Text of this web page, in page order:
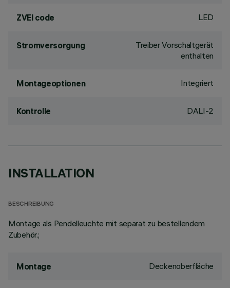
ZVEI code LED
Stromversorgung
Treiber Vorschaltgerät
enthalten
Montageoptionen Integriert
Kontrolle DALI-2
INSTALLATION
BESCHREIBUNG
Montage als Pendelleuchte mit separat zu bestellendem
Zubehör.;
Montage Deckenoberfläche